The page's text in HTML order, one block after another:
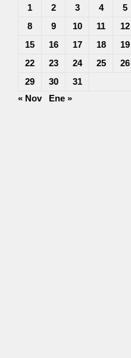
1
2 3 4 5
8
9 10 11 12
15
16 17 18 19
22
23 24 25 26
29
30
31
« Nov
Ene »